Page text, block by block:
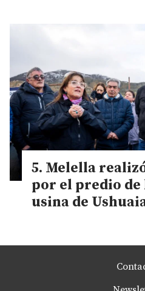
Melella
por el predio de
usina de